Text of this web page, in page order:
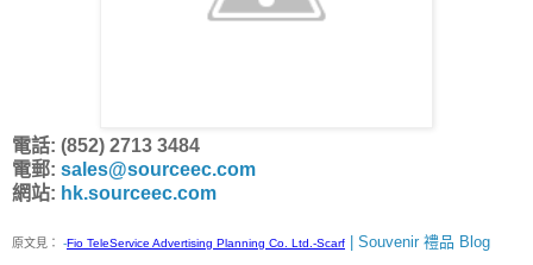
電話: (852) 2713 3484
電郵: sales@sourceec.com
網站: hk.sourceec.com
原文見： -Fio TeleService Advertising Planning Co. Ltd.-Scarf | Souvenir 禮品 Blog